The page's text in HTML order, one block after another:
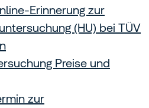
Erinnerung zur
(HU) bei TÜV
Preise und
zur